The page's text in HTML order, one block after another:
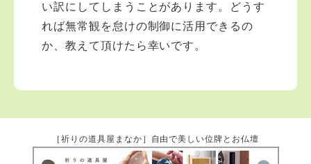
い訳にしてしまうことがあります。どうす
れば無常観を怠けの制御に活用できるの
か、教えて頂けたら幸いです。
［祈りの道具屋まなか］自由で美しい位牌とお仏壇